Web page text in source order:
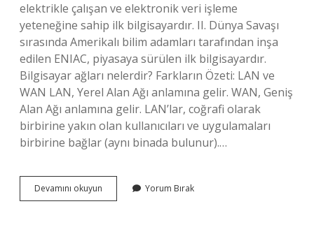
elektrikle çalışan ve elektronik veri işleme
yeteneğine sahip ilk bilgisayardır. II. Dünya Savaşı
sırasında Amerikalı bilim adamları tarafından inşa
edilen ENIAC, piyasaya sürülen ilk bilgisayardır.
Bilgisayar ağları nelerdir? Farkların Özeti: LAN ve
WAN LAN, Yerel Alan Ağı anlamına gelir. WAN, Geniş
Alan Ağı anlamına gelir. LAN’lar, coğrafi olarak
birbirine yakın olan kullanıcıları ve uygulamaları
birbirine bağlar (aynı binada bulunur).…
Devamını okuyun
Bilgisayar
Yorum Bırak